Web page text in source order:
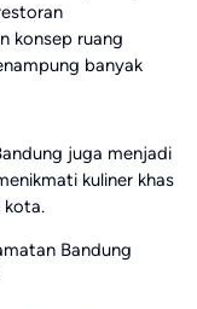
konsep ruang
banyak
juga menjadi
kuliner khas
kota.
Bandung